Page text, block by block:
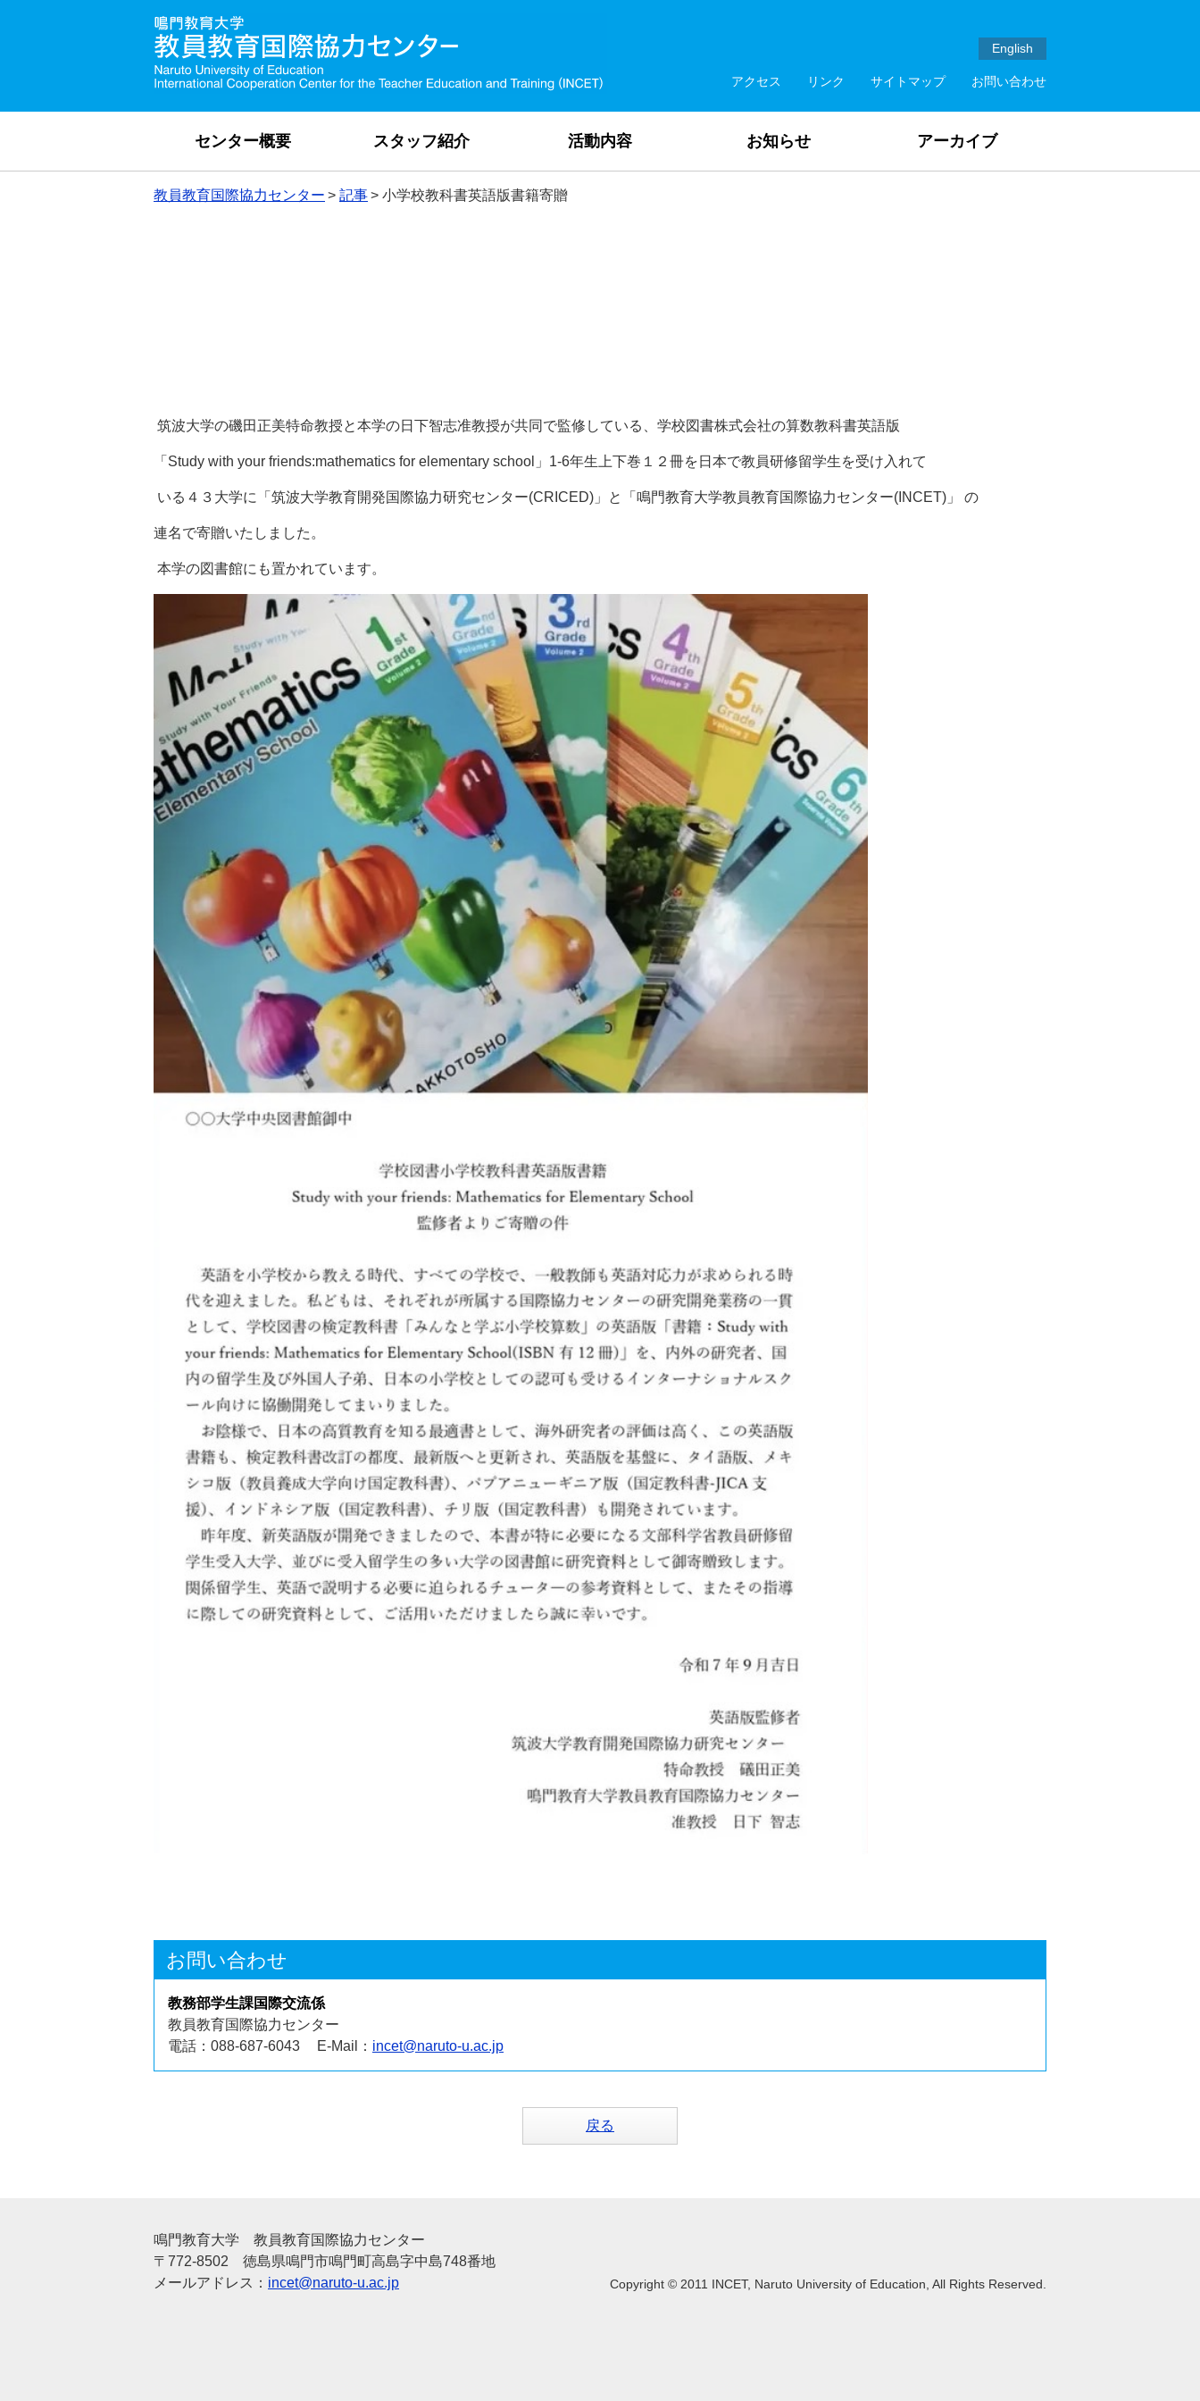
アクセス リンク サイトマップ お問い合わせ
English
センター概要 スタッフ紹介 活動内容 お知らせ アーカイブ
教員教育国際協力センター 記事 小学校教科書英語版書籍寄贈
筑波大学の磯田正美特命教授と本学の日下智志准教授が共同で監修している、学校図書株式会社の算数教科書英語版
「Study with your friends:mathematics for elementary school」1-6年生上下巻１２冊を日本で教員研修留学生を受け入れて
いる４３大学に「筑波大学教育開発国際協力研究センター(CRICED)」と「鳴門教育大学教員教育国際協力センター(INCET)」 の
連名で寄贈いたしました。
本学の図書館にも置かれています。
お問い合わせ
教務部学生課国際交流係
教員教育国際協力センター
電話 ：088-687-6043 E-Mail ： incet@naruto-u.ac.jp
戻る
鳴門教育大学 教員教育国際協力センター
〒772-8502 徳島県鳴門市鳴門町高島字中島748番地
メールアドレス： incet@naruto-u.ac.jp Copyright © 2011 INCET, Naruto University of Education, All Rights Reserved.